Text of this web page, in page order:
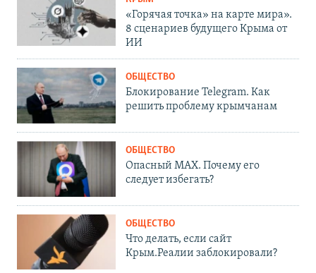
«Горячая точка» на карте мира».
8 сценариев будущего Крыма от
ИИ
ОБЩЕСТВО
Блокирование Telegram. Как
решить проблему крымчанам
ОБЩЕСТВО
Опасный MAX. Почему его
следует избегать?
ОБЩЕСТВО
Что делать, если сайт
Крым.Реалии заблокировали?